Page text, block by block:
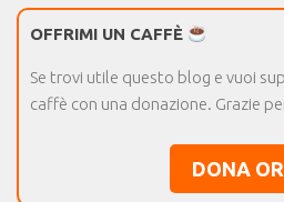
OFFRIMI UN CAFFÈ
Se trovi utile questo blog e vuoi
caffè con una donazione. Grazie
DONA